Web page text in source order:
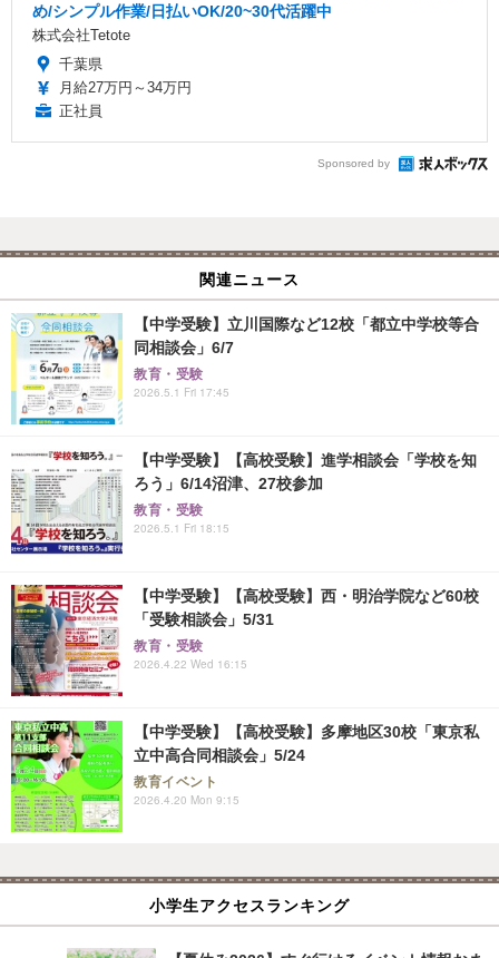
め/シンプル作業/日払いOK/20~30代活躍中
株式会社Tetote
千葉県
月給27万円～34万円
正社員
Sponsored by
関連ニュース
【中学受験】立川国際など12校「都立中学校等合
同相談会」6/7
教育・受験
2026.5.1 Fri 17:45
【中学受験】【高校受験】進学相談会「学校を知
ろう」6/14沼津、27校参加
教育・受験
2026.5.1 Fri 18:15
【中学受験】【高校受験】西・明治学院など60校
「受験相談会」5/31
教育・受験
2026.4.22 Wed 16:15
【中学受験】【高校受験】多摩地区30校「東京私
立中高合同相談会」5/24
教育イベント
2026.4.20 Mon 9:15
小学生アクセスランキング